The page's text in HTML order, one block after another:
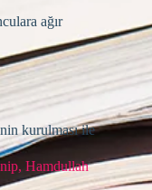
ağır
kurulması ile
Hamdullah